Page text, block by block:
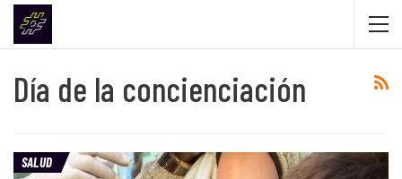
Día de la concienciación
SALUD